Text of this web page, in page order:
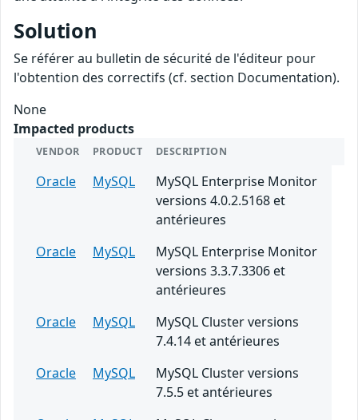
Solution
Se référer au bulletin de sécurité de l'éditeur pour
l'obtention des correctifs (cf. section Documentation).
None
Impacted products
VENDOR PRODUCT DESCRIPTION
Oracle MySQL
MySQL Enterprise Monitor
versions 4.0.2.5168 et
antérieures
Oracle
MySQL
MySQL Enterprise Monitor
versions 3.3.7.3306 et
antérieures
Oracle
MySQL
MySQL Cluster versions
7.4.14 et antérieures
Oracle
MySQL
MySQL Cluster versions
7.5.5 et antérieures